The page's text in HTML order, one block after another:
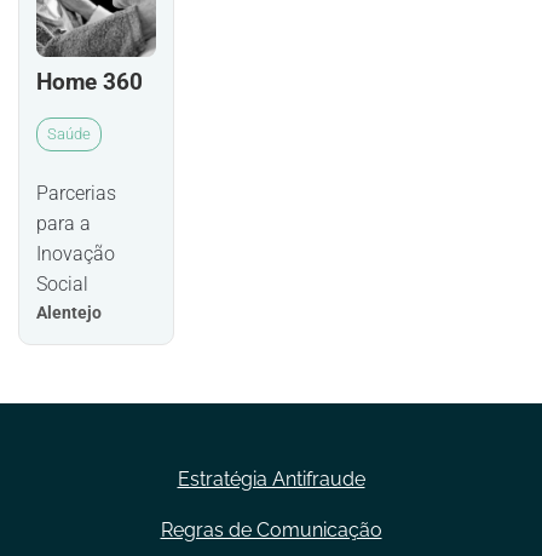
Home 360
Saúde
Parcerias
para a
Inovação
Social
Alentejo
Estratégia Antifraude
Regras de Comunicação